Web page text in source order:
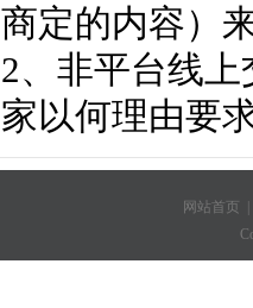
商定的内容）
2、非平台线
家以何理由要
网站首页